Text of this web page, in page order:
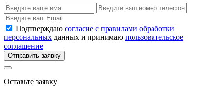
Подтверждаю согласие с правилами обработки
персональных данных и принимаю пользовательское
соглашение
Отправить заявку
Оставьте заявку